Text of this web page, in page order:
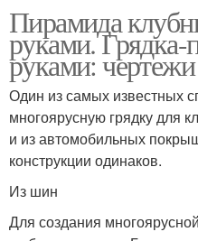
Пирамида
руками.
руками:
Один из самых известных
многоярусную грядку для
и из автомобильных
конструкции одинаков.
Из шин
Для создания